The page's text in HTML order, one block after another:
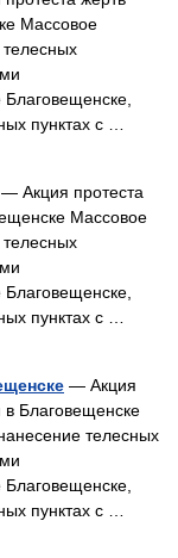
Массовое
пунктах с …
— Акция протеста
Массовое
пунктах с …
— Акция
в Благовещенске
телесных
пунктах с …